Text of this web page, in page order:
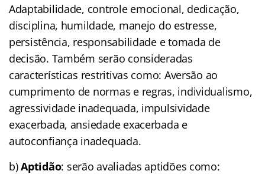
Adaptabilidade, controle emocional, dedicação,
disciplina, humildade, manejo do estresse,
persistência, responsabilidade e tomada de
decisão. Também serão consideradas
características restritivas como: Aversão ao
cumprimento de normas e regras, individualismo,
agressividade inadequada, impulsividade
exacerbada, ansiedade exacerbada e
autoconfiança inadequada.
b)Aptidão: serão avaliadas aptidões como: